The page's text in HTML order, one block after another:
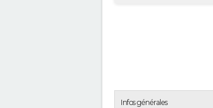
Infos générales